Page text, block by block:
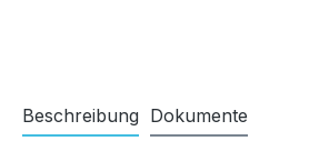
Beschreibung Dokumente